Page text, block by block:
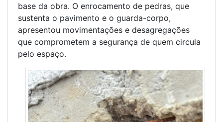
base da obra. O enrocamento de pedras, que
sustenta o pavimento e o guarda-corpo,
apresentou movimentações e desagregações
que comprometem a segurança de quem circula
pelo espaço.